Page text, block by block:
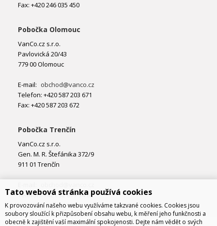
Fax: +420 246 035 450
Pobočka Olomouc
VanCo.cz s.r.o.
Pavlovická 20/43
779 00 Olomouc
E-mail: obchod@vanco.cz
Telefon: +420 587 203 671
Fax: +420 587 203 672
Pobočka Trenčín
VanCo.cz s.r.o.
Gen. M. R. Štefánika 372/9
911 01 Trenčín
Telefon: +421 32 877 74 02
Tato webová stránka používá cookies
K provozování našeho webu využíváme takzvané cookies. Cookies jsou
soubory sloužící k přizpůsobení obsahu webu, k měření jeho funkčnosti a
obecně k zajištění vaší maximální spokojenosti. Dejte nám vědět o svých